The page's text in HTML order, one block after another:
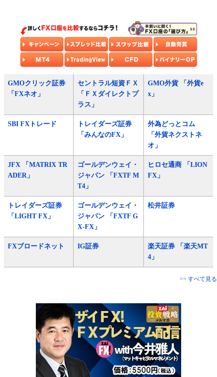
GMOクリック証券
「FXネオ」
セントラル短資ＦＸ
「ＦＸダイレクトプ
ラス」
GMO外貨 「外貨e
x」
SBI FXトレード
トレイダーズ証券
「みんなのFX」
外為どっとコム
「外貨ネクストネ
オ」
JFX 「MATRIX TR
ADER」
ゴールデンウェイ・
ジャパン 「FXTF M
T4」
ヒロセ通商 「LION
FX」
トレイダーズ証券
「LIGHT FX」
ゴールデンウェイ・
ジャパン 「FXTF G
X-FX」
松井証券
FXブロードネット IG証券
楽天証券 「楽天MT
4」
>> すべて見る